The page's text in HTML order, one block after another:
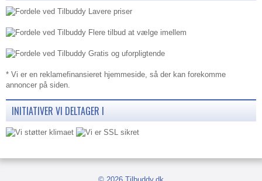
Lavere priser
Flere tilbud at vælge imellem
Gratis og uforpligtende
* Vi er en reklamefinansieret hjemmeside, så der kan forekomme
annoncer på siden.
INITIATIVER VI DELTAGER I